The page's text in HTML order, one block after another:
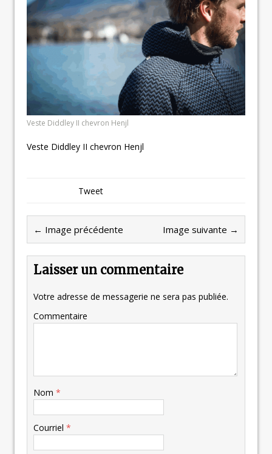
Veste Diddley II chevron Henjl
Veste Diddley II chevron Henjl
Tweet
← Image précédente Image suivante →
Laisser un commentaire
Votre adresse de messagerie ne sera pas publiée.
Commentaire
Nom *
Courriel *